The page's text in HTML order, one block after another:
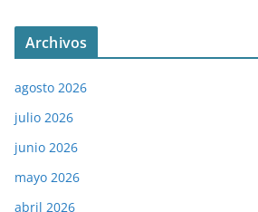
Archivos
agosto 2026
julio 2026
junio 2026
mayo 2026
abril 2026